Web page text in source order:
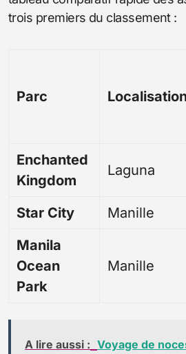
trois premiers du classement :
Parc
Enchanted
Kingdom
Laguna
Star City Manille
Manila
Ocean
Park
Manille
A lire aussi : Voyage de